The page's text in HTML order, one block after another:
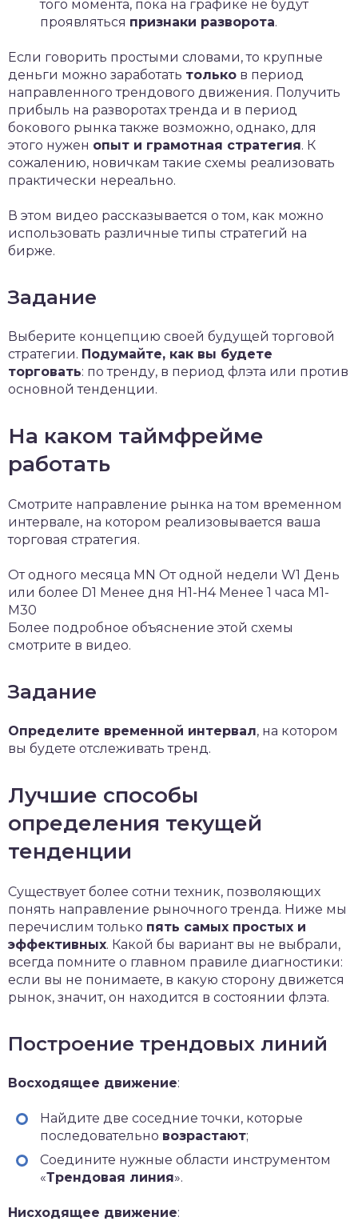
того момента, пока на графике не будут
проявляться признаки разворота.
Если говорить простыми словами, то крупные
деньги можно заработать только в период
направленного трендового движения. Получить
прибыль на разворотах тренда и в период
бокового рынка также возможно, однако, для
этого нужен опыт и грамотная стратегия. К
сожалению, новичкам такие схемы реализовать
практически нереально.
В этом видео рассказывается о том, как можно
использовать различные типы стратегий на
бирже.
Задание
Выберите концепцию своей будущей торговой
стратегии. Подумайте, как вы будете
торговать: по тренду, в период флэта или против
основной тенденции.
На каком таймфрейме
работать
Смотрите направление рынка на том временном
интервале, на котором реализовывается ваша
торговая стратегия.
От одного месяца MN От одной недели W1 День
или более D1 Менее дня H1-H4 Менее 1 часа M1-
M30
Более подробное объяснение этой схемы
смотрите в видео.
Задание
Определите временной интервал, на котором
вы будете отслеживать тренд.
Лучшие способы
определения текущей
тенденции
Существует более сотни техник, позволяющих
понять направление рыночного тренда. Ниже мы
перечислим только пять самых простых и
эффективных. Какой бы вариант вы не выбрали,
всегда помните о главном правиле диагностики:
если вы не понимаете, в какую сторону движется
рынок, значит, он находится в состоянии флэта.
Построение трендовых линий
Восходящее движение:
Найдите две соседние точки, которые
последовательно возрастают;
Соедините нужные области инструментом
«Трендовая линия».
Нисходящее движение: